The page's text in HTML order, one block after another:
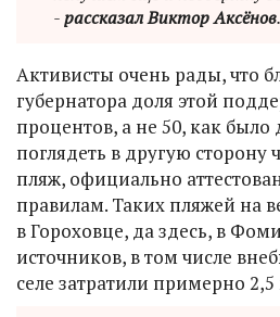
-рассказал Виктор Аксёнов.
Активисты очень рады, что
губернатора доля этой
процентов, а не 50, как было
поглядеть в другую сторону
пляж, официально
правилам. Таких пляжей на
в Гороховце, да здесь, в
источников, в том числе
селе затратили примерно